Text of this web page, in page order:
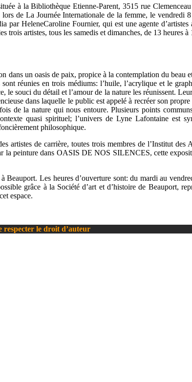
à la Bibliothèque Etienne-Parent, 3515 rue
de La Journée Internationale de la femme, le vendredi
par HeleneCaroline Fournier, qui est une agente
artistes, tous les samedis et dimanches, de 13 heures
un oasis de paix, propice à la contemplation du beau
réunies en trois médiums: l’huile, l’acrylique et le
souci du détail et l’amour de la nature les réunissent.
dans laquelle le public est appelé à recréer son
de la nature qui nous entoure. Plusieurs points
quasi spirituel; l’univers de Lyne Lafontaine est
philosophique.
artistes de carrière, toutes trois membres de l’Institut
la peinture dans OASIS DE NOS SILENCES, cette
Les heures d’ouverture sont: du mardi au
grâce à la Société d’art et d’histoire de Beauport,
espace.
le droit d’auteur